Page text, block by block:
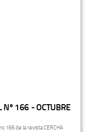
Nº 166 - OCTUBRE
166 de la revista CERCHA